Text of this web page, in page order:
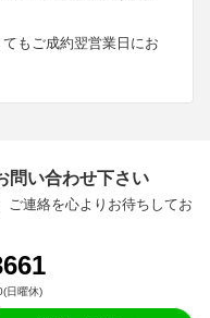
もご成約翌営業日にお
問い合わせ下さい
ご連絡を心よりお待ちしてお
日曜休)